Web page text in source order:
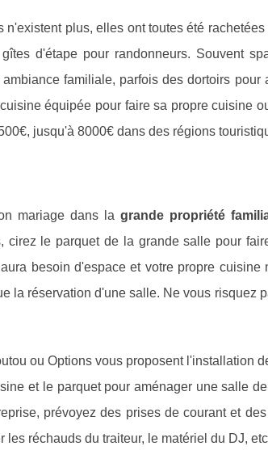
n'existent plus, elles ont toutes été
d'étape pour randonneurs. Souvent
familiale, parfois des dortoirs
équipée pour faire sa propre cuisine
jusqu'à 8000€ dans des régions
mariage dans la grande propriété
cirez le parquet de la grande salle pour
besoin d'espace et votre propre
la réservation d'une salle. Ne vous risquez
ou Options vous proposent l'installation
et le parquet pour aménager une salle
prévoyez des prises de courant et
les réchauds du traiteur, le matériel du DJ,